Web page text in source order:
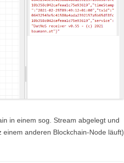
in einem sog. Stream abgelegt und
anderen Blockchain-Node läuft)